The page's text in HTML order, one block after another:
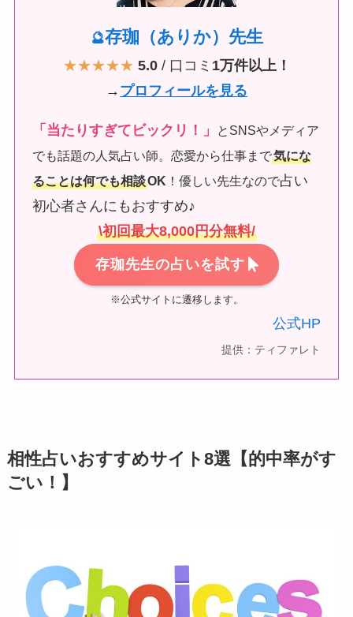
🔮存珈（ありか）先生
★★★★★ 5.0/ 口コミ 1万件以上！
→ プロフィールを見る
「当たりすぎてビックリ！」
とSNSやメディア
でも話題の人気占い師。恋愛から仕事まで気にな
ることは何でも相談OK ！優しい先生なので占い
初心者さんにもおすすめ♪
\初回最大8,000円分無料/
存珈先生の占いを試す
※公式サイトに遷移します。
公式HP
提供：ティファレト
相性占いおすすめサイト8選【的中率がす
ごい！】